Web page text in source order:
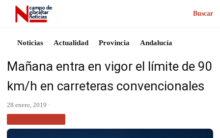
Buscar
Noticias Actualidad Provincia Andalucía
Mañana entra en vigor el límite de 90
km/h en carreteras convencionales
28 enero, 2019 ·